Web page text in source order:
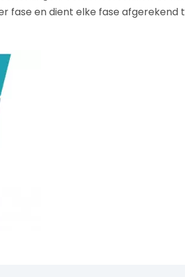
fase en dient elke fase afgerekend